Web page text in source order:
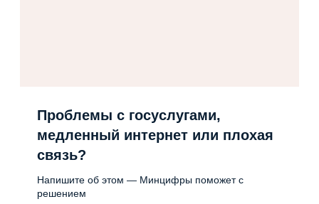
Проблемы с госуслугами,
медленный интернет или плохая
связь?
Напишите об этом — Минцифры поможет с
решением